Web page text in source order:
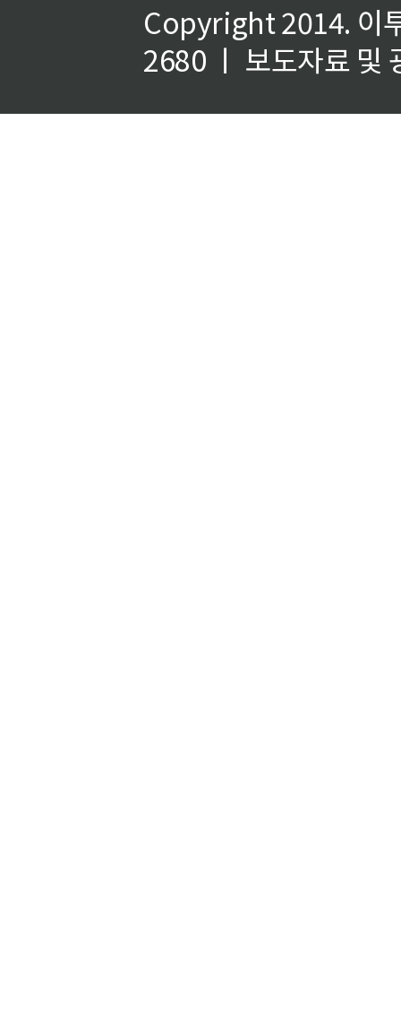
Copyright 2014. 이
2680 ㅣ 보도자료